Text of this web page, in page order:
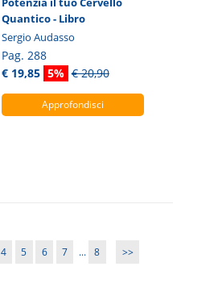
Quantico - Libro
Sergio Audasso
Pag. 288
€ 19,85 5% € 20,90
Approfondisci
4 5 6 7 ... 8 >>